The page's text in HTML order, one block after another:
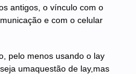
antigos, o vínculo com o
e com o celular
pelo menos usando o lay
umaquestão de lay,mas